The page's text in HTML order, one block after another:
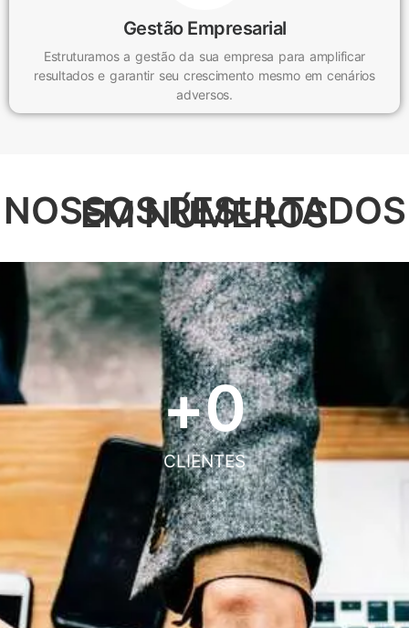
Gestão Empresarial
Estruturamos a gestão da sua empresa para amplificar
resultados e garantir seu crescimento mesmo em cenários
adversos.
NOSSOS RESULTADOS
EM NÚMEROS
CLIENTES
+0